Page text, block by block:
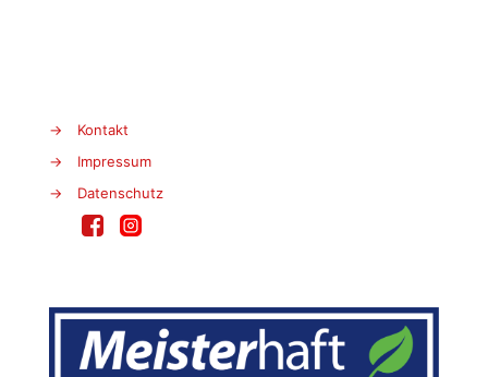
→
Kontakt
→
Impressum
→
Datenschutz